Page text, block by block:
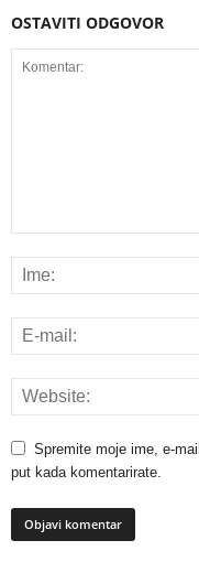
OSTAVITI ODGOVOR
Spremite moje ime, e-
put kada komentarirate.